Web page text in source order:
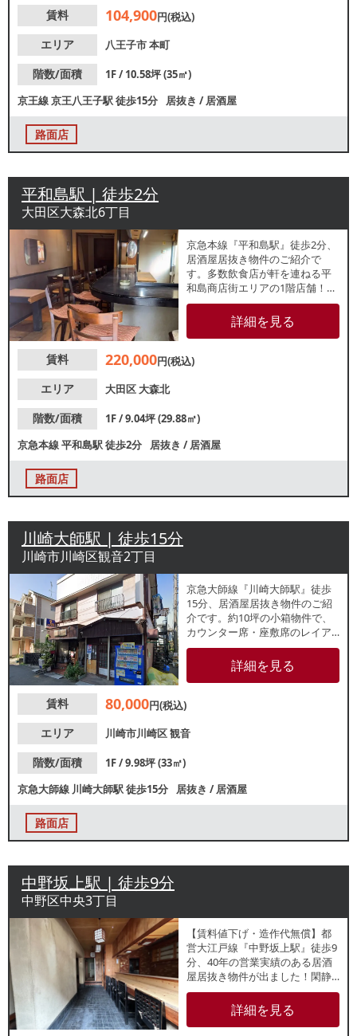
にお問合せください。
賃料 104,900円(税込)
エリア
八王子市本町
階数/面積
1F / 10.58坪 (35㎡)
京王線京王八王子駅徒歩15分 居抜き /居酒屋
路面店
平和島駅 | 徒歩2分
大田区大森北6丁目
京急本線『平和島駅』徒歩2分、
居酒屋居抜き物件のご紹介で
す。多数飲食店が軒を連ねる平
和島商店街エリアの1階店舗！店
内はカウンター席・テーブル席
のある約9坪の小箱物件です。ス
ケルトン引渡しのご相談も可能
お問合せください。
詳細を見る
賃料 220,000円(税込)
エリア
大田区 大森北
階数/面積
1F / 9.04坪 (29.88㎡)
京急本線平和島駅徒歩2分 居抜き /居酒屋
路面店
川崎大師駅 | 徒歩15分
川崎市川崎区観音2丁目
京急大師線『川崎大師駅』徒歩
15分、居酒屋居抜き物件のご紹
介です。約10坪の小箱物件で、
カウンター席・座敷席のレイア
ウト。重飲食のご相談も可能で
すので、お気軽にお問合わせく
詳細を見る
賃料 80,000円(税込)
エリア
川崎市川崎区観音
階数/面積
1F / 9.98坪 (33㎡)
京急大師線 川崎大師駅徒歩15分 居抜き /居酒屋
路面店
中野坂上駅 | 徒歩9分
中野区中央3丁目
【賃料値下げ・造作代無償】都
営大江戸線『中野坂上駅』徒歩9
分、40年の営業実績のある居酒
屋居抜き物件が出ました！閑静
な住宅街に位置する、視認性良
好な1階路面店。地域に根差した
アットホームな営業をお考えの
詳細を見る